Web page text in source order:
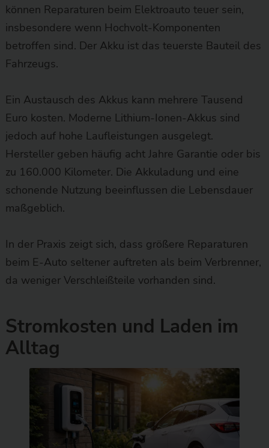
können Reparaturen beim Elektroauto teuer sein,
insbesondere wenn Hochvolt-Komponenten
betroffen sind. Der Akku ist das teuerste Bauteil des
Fahrzeugs.
Ein Austausch des Akkus kann mehrere Tausend
Euro kosten. Moderne Lithium-Ionen-Akkus sind
jedoch auf hohe Laufleistungen ausgelegt.
Hersteller geben häufig acht Jahre Garantie oder bis
zu 160.000 Kilometer. Die Akkuladung und eine
schonende Nutzung beeinflussen die Lebensdauer
maßgeblich.
In der Praxis zeigt sich, dass größere Reparaturen
beim E-Auto seltener auftreten als beim Verbrenner,
da weniger Verschleißteile vorhanden sind.
Stromkosten und Laden im
Alltag